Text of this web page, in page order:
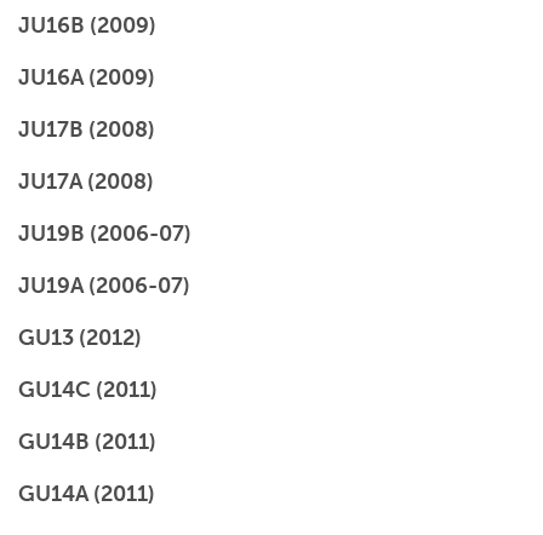
JU16B (2009)
JU16A (2009)
JU17B (2008)
JU17A (2008)
JU19B (2006-07)
JU19A (2006-07)
GU13 (2012)
GU14C (2011)
GU14B (2011)
GU14A (2011)